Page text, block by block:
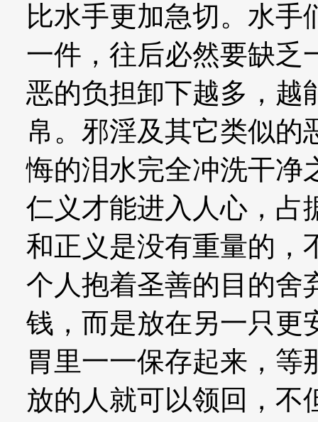
比水手更加急切。水手
一件，往后必然要缺乏
恶的负担卸下越多，越
帛。邪淫及其它类似的
悔的泪水完全冲洗干净
仁义才能进入人心，占
和正义是没有重量的，
个人抱着圣善的目的舍
钱，而是放在另一只更
胃里一一保存起来，等
放的人就可以领回，不